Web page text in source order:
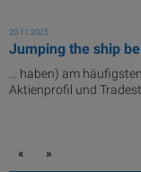
20.11.2025
Jumping the ship
... haben) am
Aktienprofil und
« »